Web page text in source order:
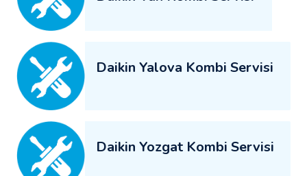
Daikin Yalova Kombi Servisi
Daikin Yozgat Kombi Servisi